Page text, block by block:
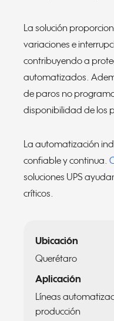
La solución
variaciones e
contribuyendo a
automatizados.
de paros no
disponibilidad de los
La automatización
confiable y continua.
soluciones UPS
críticos.
Ubicación
Querétaro
Aplicación
Líneas
producción